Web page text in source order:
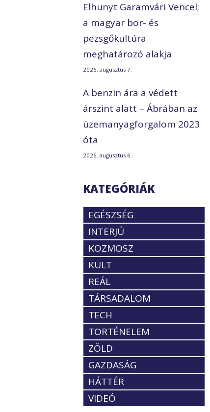
Elhunyt Garamvári Vencel;
a magyar bor- és
pezsgőkultúra
meghatározó alakja
2026. augusztus 7.
A benzin ára a védett
árszint alatt – Ábrában az
üzemanyagforgalom 2023
óta
2026. augusztus 6.
KATEGÓRIÁK
EGÉSZSÉG
INTERJÚ
KOZMOSZ
KULT
REÁL
TÁRSADALOM
TECH
TÖRTÉNELEM
ZÖLD
GAZDASÁG
HÁTTÉR
VIDEÓ